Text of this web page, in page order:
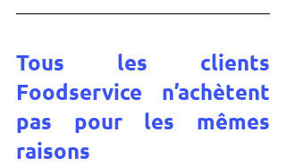
Tous les clients
Foodservice n’achètent
pas pour les mêmes
raisons